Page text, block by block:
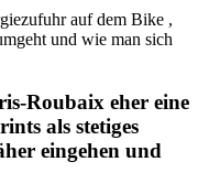
auf dem Bike ,
und wie man sich
Roubaix eher eine
als stetiges
eingehen und